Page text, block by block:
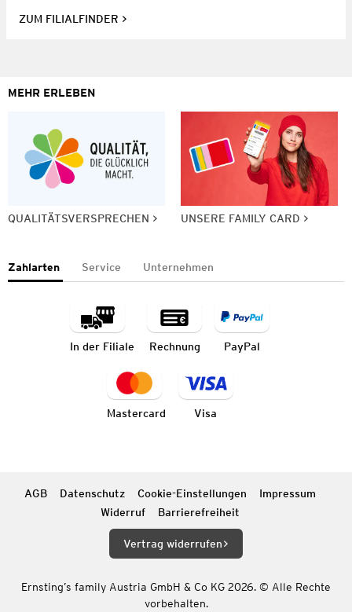
ZUM FILIALFINDER
MEHR ERLEBEN
QUALITÄTSVERSPRECHEN UNSERE FAMILY CARD
Zahlarten Service Unternehmen
In der Filiale Rechnung PayPal
Mastercard Visa
AGB Datenschutz Cookie-Einstellungen
Impressum
Widerruf
Barrierefreiheit
Vertrag widerrufen
Ernsting’s family Austria GmbH & Co KG 2026. © Alle Rechte
vorbehalten.